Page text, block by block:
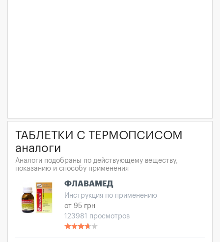
ТАБЛЕТКИ С ТЕРМОПСИСОМ
аналоги
Аналоги подобраны по действующему веществу,
показанию и способу применения
ФЛАВАМЕД
Инструкция по применению
от 95 грн
123981 просмотров